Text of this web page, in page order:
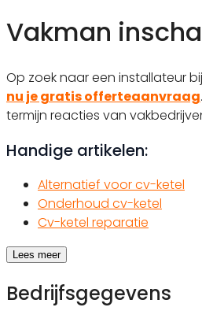
Vakman
Op zoek naar een installateur
nu je gratis offerteaanvraag
termijn reacties van
Handige artikelen:
Alternatief voor cv-ketel
Onderhoud cv-ketel
Cv-ketel reparatie
Lees meer
Bedrijfsgegevens